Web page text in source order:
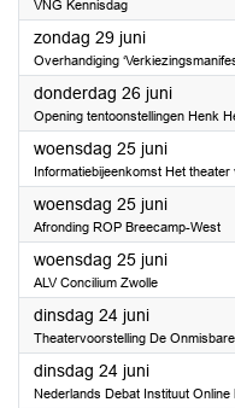
VNG Kennisdag
zondag 29 juni2025
Overhandiging
donderdag 26 juni2025
Opening tentoonstellingen Henk
woensdag 25 juni2025
Informatiebijeenkomst Het
woensdag 25 juni2025
Afronding ROP Breecamp-West
woensdag 25 juni2025
ALV Concilium Zwolle
dinsdag 24 juni2025
Theatervoorstelling De
dinsdag 24 juni2025
Nederlands Debat Instituut